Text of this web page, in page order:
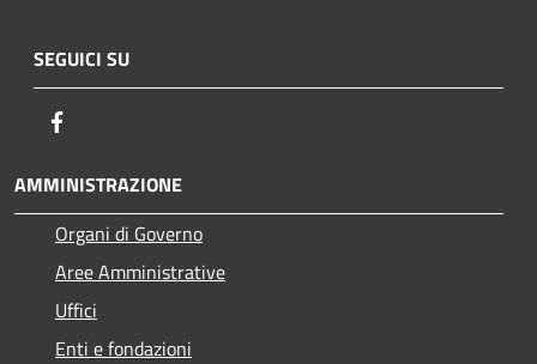
SEGUICI SU
AMMINISTRAZIONE
Organi di Governo
Aree Amministrative
Uffici
Enti e fondazioni